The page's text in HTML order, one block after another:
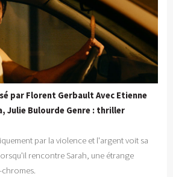
par Florent Gerbault Avec Etienne
Julie Bulourde Genre : thriller
par la violence et l'argent voit sa
rencontre Sarah, une étrange
chromes.